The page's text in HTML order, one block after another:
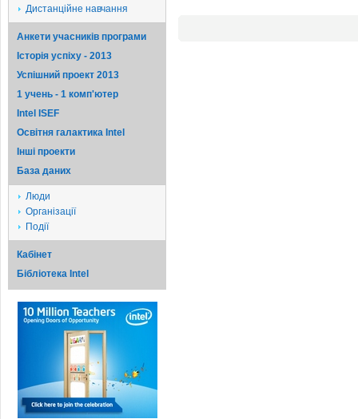
Дистанційне навчання
Анкети учасників програми
Історія успіху - 2013
Успішний проект 2013
1 учень - 1 комп'ютер
Intel ISEF
Освітня галактика Intel
Iншi проекти
База даних
Люди
Організації
Події
Кабінет
Бібліотека Intel